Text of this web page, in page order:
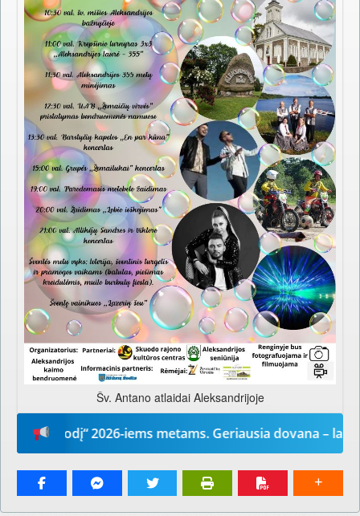
Šv. Antano atlaidai Aleksandrijoje
žodį“ 2026-iems metams. Geriausia dovana –